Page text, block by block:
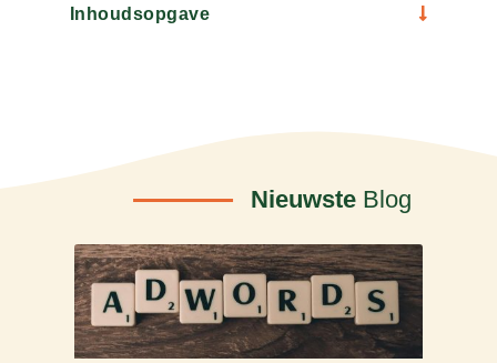
Inhoudsopgave
NieuwsteBlog